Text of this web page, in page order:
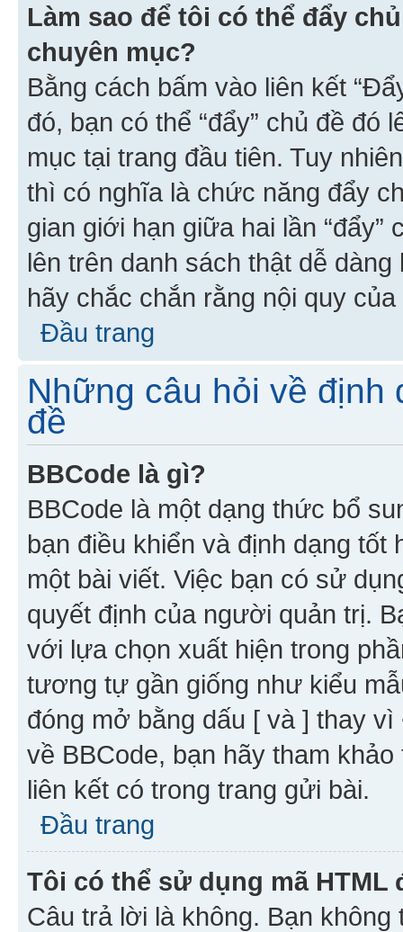
Làm sao để tôi có thể đẩy
chuyên mục?
Bằng cách bấm vào liên kết
đó, bạn có thể “đẩy” chủ đề đó
mục tại trang đầu tiên. Tuy
thì có nghĩa là chức năng đẩy
gian giới hạn giữa hai lần “đẩy”
lên trên danh sách thật dễ
hãy chắc chắn rằng nội quy
Đầu trang
Những câu hỏi về định
đề
BBCode là gì?
BBCode là một dạng thức bổ
bạn điều khiển và định dạng
một bài viết. Việc bạn có sử
quyết định của người quản trị.
với lựa chọn xuất hiện trong
tương tự gần giống như kiểu
đóng mở bằng dấu [ và ] thay
về BBCode, bạn hãy tham
liên kết có trong trang gửi bài.
Đầu trang
Tôi có thể sử dụng mã
Câu trả lời là không. Bạn